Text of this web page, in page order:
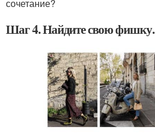
сочетание?
Шаг 4. Найдите свою фишку.